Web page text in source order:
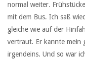
normal weiter.
mit dem Bus. Ich saß
gleiche wie auf der
vertraut. Er kannte mein
irgendeins. Und so war